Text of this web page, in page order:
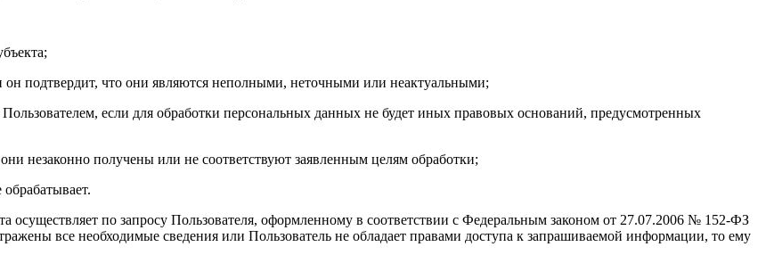
подтвердит, что они являются неполными, неточными или неактуальными;
если для обработки персональных данных не будет иных правовых оснований, предусмотренных
незаконно получены или не соответствуют заявленным целям обработки;
по запросу Пользователя, оформленному в соответствии с Федеральным законом от 27.07.2006 № 152-ФЗ
все необходимые сведения или Пользователь не обладает правами доступа к запрашиваемой информации, то ему